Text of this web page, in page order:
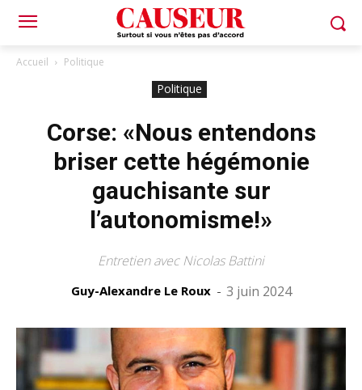
Accueil Politique
Politique
Corse: «Nous entendons
briser cette hégémonie
gauchisante sur
l’autonomisme!»
Entretien avec Nicolas Battini
Guy-Alexandre Le Roux - 3 juin 2024